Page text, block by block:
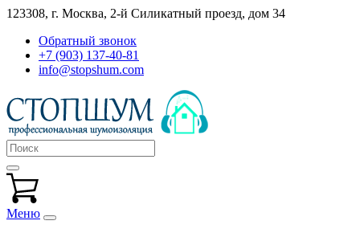
123308, г. Москва, 2-й Силикатный проезд, дом 34
Обратный звонок
+7 (903) 137-40-81
info@stopshum.com
Меню